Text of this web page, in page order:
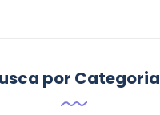
por Categoria